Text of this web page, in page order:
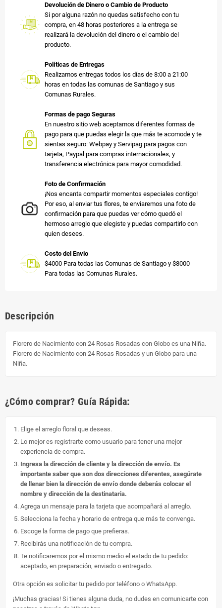
Devolución de Dinero o Cambio de Producto
Si por alguna razón no quedas satisfecho con tu
compra, en 48 horas posteriores a la entrega se
realizará la devolución del dinero o el cambio del
producto.
Políticas de Entregas
Realizamos entregas todos los días de 8:00 a 21:00
horas en todas las comunas de Santiago y sus
Comunas Rurales.
Formas de pago Seguras
En nuestro sitio web aceptamos diferentes formas de
pago para que puedas elegir la que más te acomode y te
sientas seguro: Webpay y Servipag para pagos con
tarjeta, Paypal para compras internacionales, y
transferencia electrónica para mayor comodidad.
Foto de Confirmación
¡Nos encanta compartir momentos especiales contigo!
Por eso, al enviar tus flores, te enviaremos una foto de
confirmación para que puedas ver cómo quedó el
hermoso arreglo que elegiste y puedas compartirlo con
quien desees.
Costo del Envio
$4000 Para todas las Comunas de Santiago y $8000
Para todas las Comunas Rurales.
Descripción
Florero de Nacimiento con 24 Rosas Rosadas con Globo es una Niña.
Florero de Nacimiento con 24 Rosas Rosadas y un Globo para una
Niña.
¿Cómo comprar? Guía Rápida:
Elige el arreglo floral que deseas.
Lo mejor es registrarte como usuario para tener una mejor
experiencia de compra.
Ingresa la dirección de cliente y la dirección de envío. Es
importante saber que son dos direcciones diferentes, asegúrate
de llenar bien la dirección de envío donde deberás colocar el
nombre y dirección de la destinataria.
Agrega un mensaje para la tarjeta que acompañará al arreglo.
Selecciona la fecha y horario de entrega que más te convenga.
Escoge la forma de pago que prefieras.
Recibirás una notificación de tu compra.
Te notificaremos por el mismo medio el estado de tu pedido:
aceptado, en preparación, enviado o entregado.
Otra opción es solicitar tu pedido por teléfono o WhatsApp.
¡Muchas gracias! Si tienes alguna duda, no dudes en comunicarte con